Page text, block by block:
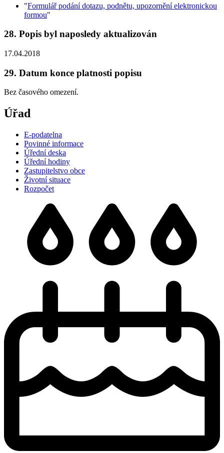
"Formulář podání dotazu, podnětu, upozornění elektronickou
formou"
28. Popis byl naposledy aktualizován
17.04.2018
29. Datum konce platnosti popisu
Bez časového omezení.
Úřad
E-podatelna
Povinné informace
Úřední deska
Úřední hodiny
Zastupitelstvo obce
Životní situace
Rozpočet